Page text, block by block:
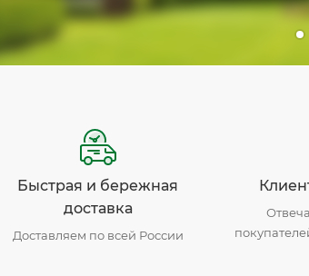
Быстрая и бережная
доставка
Доставляем по всей России